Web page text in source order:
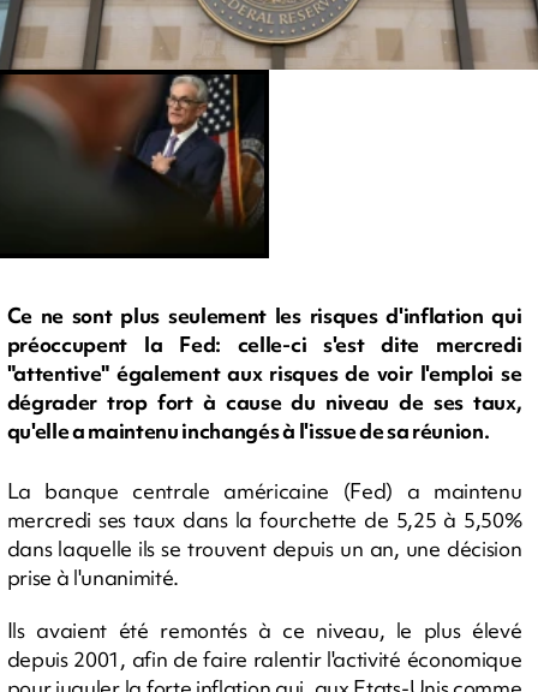
Ce ne sont plus seulement les risques d'inflation qui
préoccupent la Fed: celle-ci s'est dite mercredi
"attentive" également aux risques de voir l'emploi se
dégrader trop fort à cause du niveau de ses taux,
qu'elle a maintenu inchangés à l'issue de sa réunion.
La banque centrale américaine (Fed) a maintenu
mercredi ses taux dans la fourchette de 5,25 à 5,50%
dans laquelle ils se trouvent depuis un an, une décision
prise à l'unanimité.
Ils avaient été remontés à ce niveau, le plus élevé
depuis 2001, afin de faire ralentir l'activité économique